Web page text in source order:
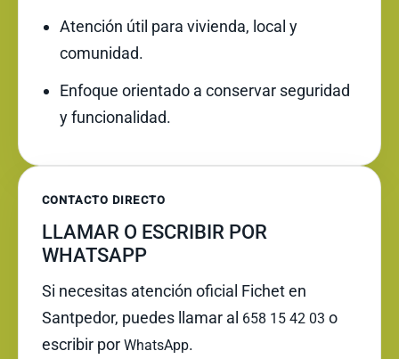
Atención útil para vivienda, local y
comunidad.
Enfoque orientado a conservar seguridad
y funcionalidad.
CONTACTO DIRECTO
LLAMAR O ESCRIBIR POR
WHATSAPP
Si necesitas atención oficial Fichet en
Santpedor, puedes llamar al 658 15 42 03 o
escribir por WhatsApp.